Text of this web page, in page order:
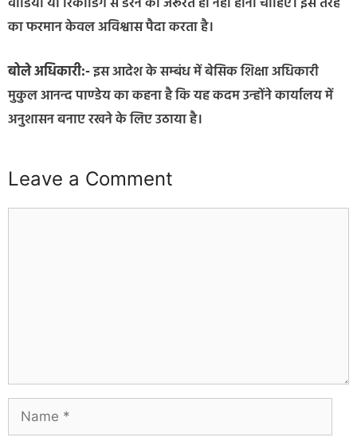
का फरमान केवल अविश्वास पैदा करता है।
बोले अधिकारी:-इस आदेश के सम्बंध में बेसिक शिक्षा अधिकारी
मुकुल आनन्द पाण्डेय का कहना है कि यह कदम उन्होंने कार्यालय में
अनुशासन बनाए रखने के लिए उठाया है।
Leave a Comment